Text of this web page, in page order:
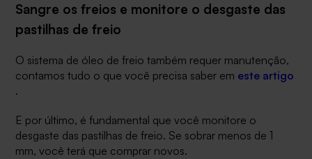
Sangre os freios e monitore o desgaste das
pastilhas de freio
O sistema de óleo de freio também requer manutenção,
contamos tudo o que você precisa saber em este artigo
.
E por último, é fundamental que você monitore o
desgaste das pastilhas de freio. Se sobrar menos de 1
mm, você terá que comprar novos.